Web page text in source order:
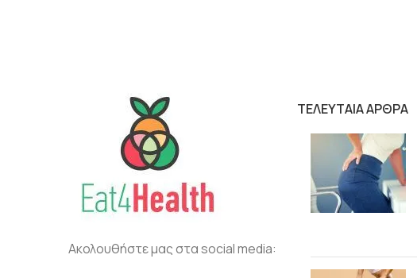
Ακολουθήστε μας στα social media:
ΤΕΛΕΥΤΑΙΑ ΑΡΘΡΑ